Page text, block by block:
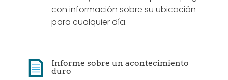
con información sobre su ubicación
para cualquier día.
Informe sobre un acontecimiento
duro